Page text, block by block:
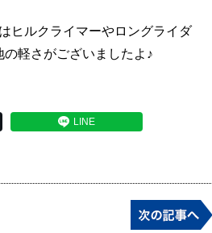
ヒルクライマーやロングライダ
軽さがございましたよ♪
LINE